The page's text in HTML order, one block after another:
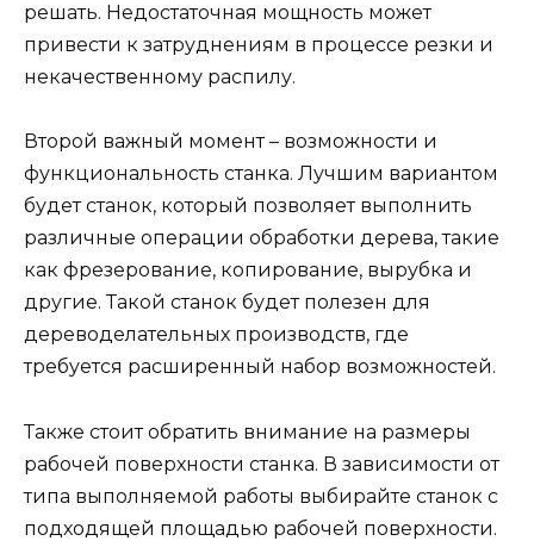
решать. Недостаточная мощность может
привести к затруднениям в процессе резки и
некачественному распилу.
Второй важный момент – возможности и
функциональность станка. Лучшим вариантом
будет станок, который позволяет выполнить
различные операции обработки дерева, такие
как фрезерование, копирование, вырубка и
другие. Такой станок будет полезен для
дереводелательных производств, где
требуется расширенный набор возможностей.
Также стоит обратить внимание на размеры
рабочей поверхности станка. В зависимости от
типа выполняемой работы выбирайте станок с
подходящей площадью рабочей поверхности.